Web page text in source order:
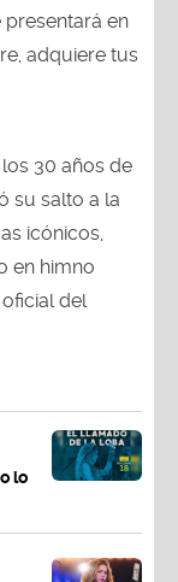
presentará en
adquiere tus
30 años de
su salto a la
icónicos,
en himno
del
lo